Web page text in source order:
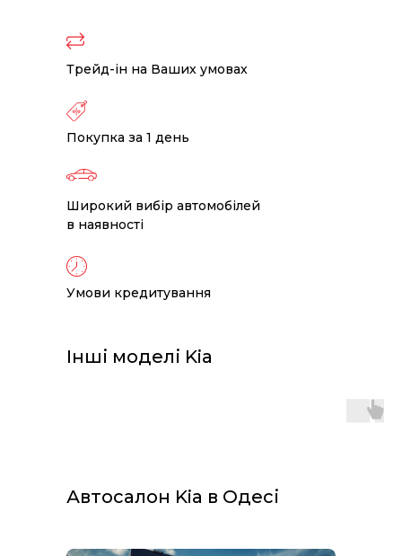
Трейд-ін на Ваших умовах
Покупка за 1 день
Широкий вибір автомобілей
в наявності
Умови кредитування
Інші моделі Kia
Автосалон Kia в Одесі